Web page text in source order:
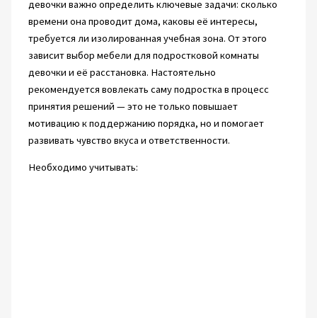
девочки важно определить ключевые задачи: сколько
времени она проводит дома, каковы её интересы,
требуется ли изолированная учебная зона. От этого
зависит выбор мебели для подростковой комнаты
девочки и её расстановка. Настоятельно
рекомендуется вовлекать саму подростка в процесс
принятия решений — это не только повышает
мотивацию к поддержанию порядка, но и помогает
развивать чувство вкуса и ответственности.
Необходимо учитывать: